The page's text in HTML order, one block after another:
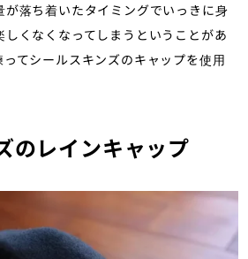
が落ち着いたタイミングでいっきに身
くなくなってしまうということがあ
てシールスキンズのキャップを使用
のレインキャップ